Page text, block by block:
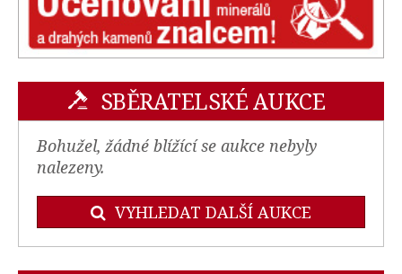
SBĚRATELSKÉ AUKCE
Bohužel, žádné blížící se aukce nebyly
nalezeny.
VYHLEDAT DALŠÍ AUKCE